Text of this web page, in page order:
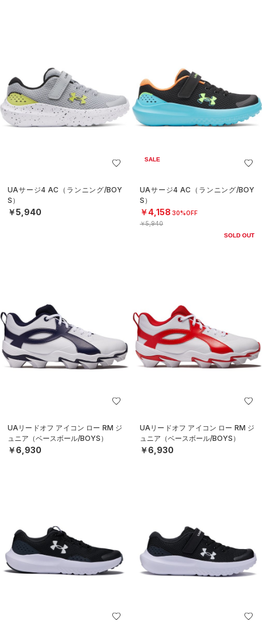
UAサージ4 AC（ランニング/BOY
S）
￥5,940
SALE
UAサージ4 AC（ランニング/BOY
S）
￥4,158 30%OFF
￥5,940
SOLD OUT
UAリードオフ アイコン ロー RM ジ
ュニア（ベースボール/BOYS）
￥6,930
UAリードオフ アイコン ロー RM ジ
ュニア（ベースボール/BOYS）
￥6,930